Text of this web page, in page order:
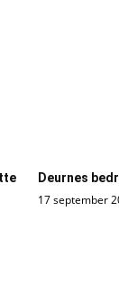
Deurnes
17 september